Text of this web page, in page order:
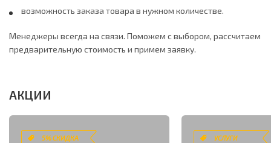
возможность заказа товара в нужном количестве.
Менеджеры всегда на связи. Поможем с выбором, рассчитаем
предварительную стоимость и примем заявку.
АКЦИИ
5% СКИДКА УСЛУГИ